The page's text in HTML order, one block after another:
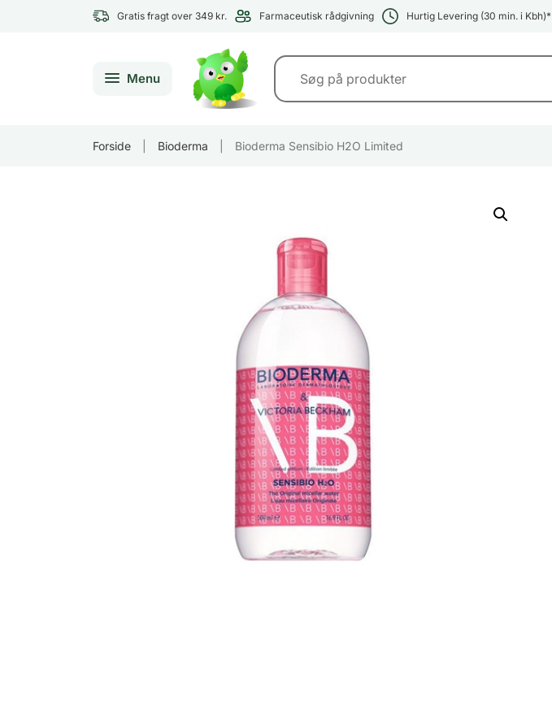
Gratis fragt over 349 kr. Farmaceutisk rådgivning Hurtig Levering (30 min. i Kbh)*
Menu
Forside Bioderma Bioderma Sensibio H2O Limited